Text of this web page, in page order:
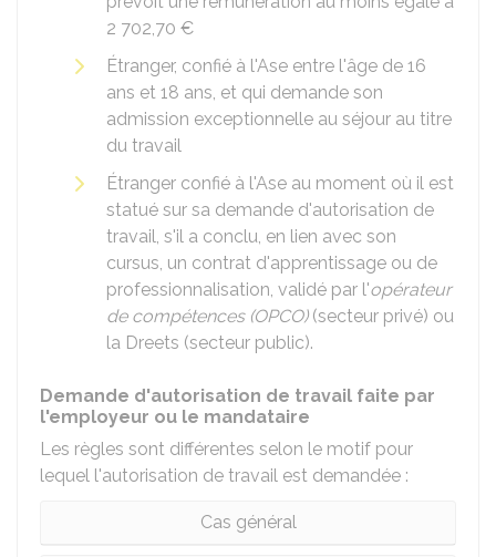
2 702,70 €
Étranger, confié à l'Ase entre l'âge de 16
ans et 18 ans, et qui demande son
admission exceptionnelle au séjour au titre
du travail
Étranger confié à l'Ase au moment où il est
statué sur sa demande d'autorisation de
travail, s'il a conclu, en lien avec son
cursus, un contrat d'apprentissage ou de
professionnalisation, validé par l'opérateur
de compétences (OPCO)(secteur privé) ou
la Dreets (secteur public).
Demande d'autorisation de travail faite par
l'employeur ou le mandataire
Les règles sont différentes selon le motif pour
lequel l'autorisation de travail est demandée :
Cas général